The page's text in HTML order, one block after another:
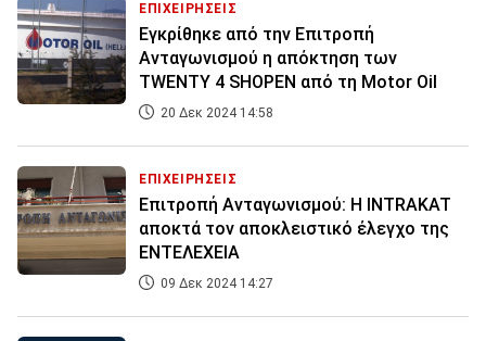
ΕΠΙΧΕΙΡΗΣΕΙΣ
Εγκρίθηκε από την Επιτροπή
Ανταγωνισμού η απόκτηση των
TWENTY 4 SHOPEN από τη Motor Oil
20 Δεκ 2024 14:58
ΕΠΙΧΕΙΡΗΣΕΙΣ
Επιτροπή Ανταγωνισμού: Η INTRAKAT
αποκτά τον αποκλειστικό έλεγχο της
ΕΝΤΕΛΕΧΕΙΑ
09 Δεκ 2024 14:27